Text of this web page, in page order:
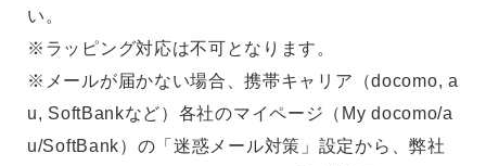
い。
※ラッピング対応は不可となります。
※メールが届かない場合、携帯キャリア（docomo, a
u, SoftBankなど）各社のマイページ（My docomo/a
u/SoftBank）の「迷惑メール対策」設定から、弊社